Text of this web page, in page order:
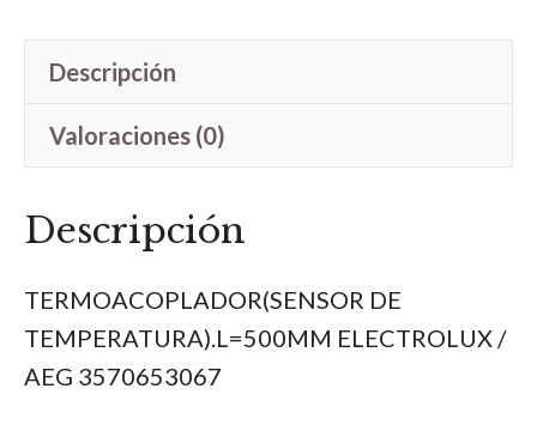
cantidad
Descripción
Valoraciones (0)
Descripción
TERMOACOPLADOR(SENSOR DE
TEMPERATURA).L=500MM ELECTROLUX /
AEG 3570653067